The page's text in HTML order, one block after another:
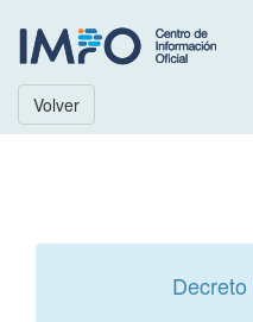
Volver
Decreto